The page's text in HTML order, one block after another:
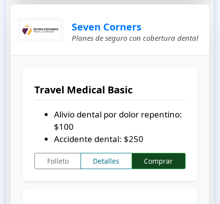
Seven Corners
Planes de seguro con cobertura dental
Travel Medical Basic
Alivio dental por dolor repentino:
$100
Accidente dental: $250
Folleto Detalles Comprar